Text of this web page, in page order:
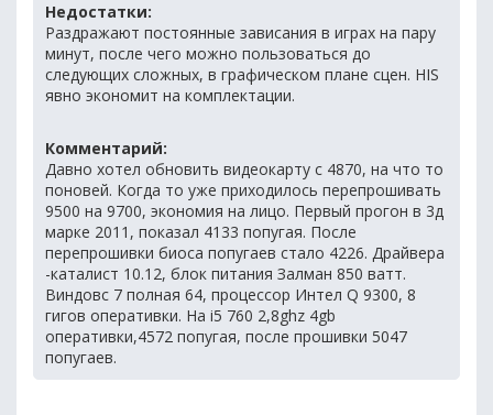
Недостатки:
Раздражают постоянные зависания в играх на пару
минут, после чего можно пользоваться до
следующих сложных, в графическом плане сцен. HIS
явно экономит на комплектации.
Комментарий:
Давно хотел обновить видеокарту с 4870, на что то
поновей. Когда то уже приходилось перепрошивать
9500 на 9700, экономия на лицо. Первый прогон в 3д
марке 2011, показал 4133 попугая. После
перепрошивки биоса попугаев стало 4226. Драйвера
-каталист 10.12, блок питания Залман 850 ватт.
Виндовс 7 полная 64, процессор Интел Q 9300, 8
гигов оперативки. На i5 760 2,8ghz 4gb
оперативки,4572 попугая, после прошивки 5047
попугаев.